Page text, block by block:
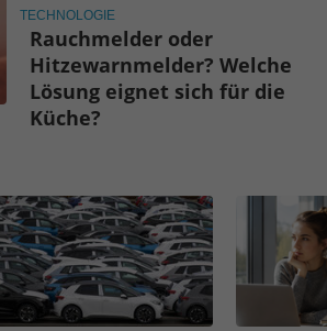
TECHNOLOGIE
Rauchmelder oder
Hitzewarnmelder? Welche
Lösung eignet sich für die
Küche?